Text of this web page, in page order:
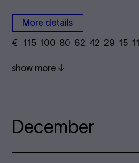
More details
€ ​ 115 100 80​ 62 42 29​ 15 11
show more
December